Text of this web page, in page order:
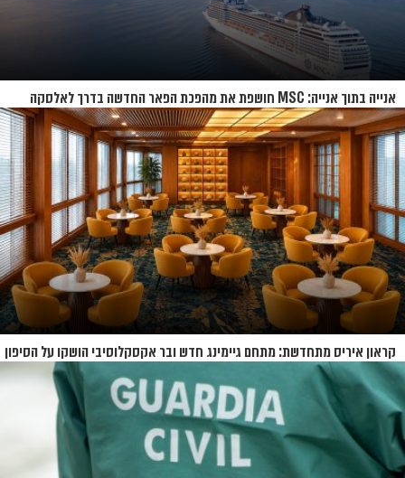
אנייה בתוך אנייה: MSC חושפת את מהפכת הפאר החדשה בדרך לאלסקה
קראון איריס מתחדשת: מתחם גיימינג חדש ובר אקסקלוסיבי הושקו על הסיפון